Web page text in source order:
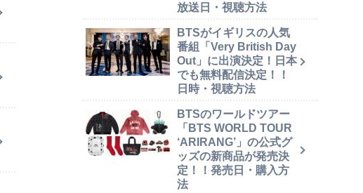
放送日・視聴方法
BTSがイギリスの人気
番組「Very British Day
Out」に出演決定！日本
でも無料配信決定！！
日時・視聴方法
BTSのワールドツアー
「BTS WORLD TOUR
‘ARIRANG’」の公式グ
ッズの新商品が発売決
定！！発売日・購入方
法